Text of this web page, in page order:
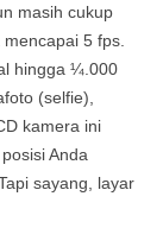
masih cukup
5 fps.
hingga ¼.000
(selfie),
kamera ini
Anda
sayang, layar